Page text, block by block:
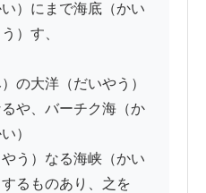
）にまで海底（かい
）す、
の大洋（だいやう）
や、バーチク海（か
）
う）なる海峡（かい
るものあり、之を